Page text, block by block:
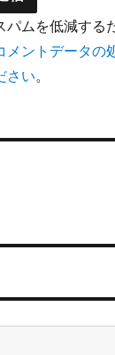
パムを低減す
メントデータの
さい。